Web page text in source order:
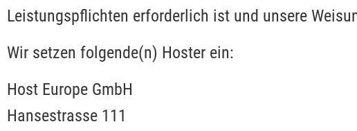
Leistungspflichten erforderlich ist und unsere
Wir setzen folgende(n) Hoster ein:
Host Europe GmbH
Hansestrasse 111